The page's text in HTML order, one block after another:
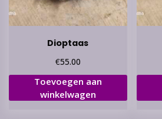
Dioptaas
€55.00
Toevoegen aan
winkelwagen